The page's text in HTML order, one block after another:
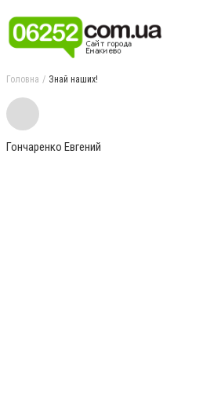
Головна Знай наших!
Гончаренко Евгений